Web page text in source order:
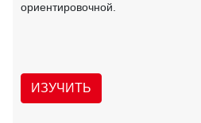
ориентировочной.
ИЗУЧИТЬ